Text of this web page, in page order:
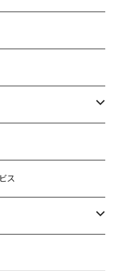
ス
ス